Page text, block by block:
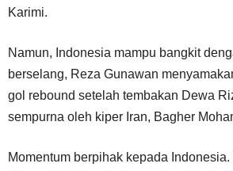
Karimi.
Namun, Indonesia mampu bangkit
berselang, Reza Gunawan
gol rebound setelah tembakan Dewa
sempurna oleh kiper Iran, Bagher
Momentum berpihak kepada